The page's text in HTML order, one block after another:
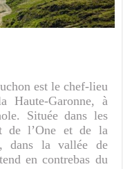
est le chef-lieu
Haute-Garonne, à
Située dans les
de l’One et de la
dans la vallée de
en contrebas du